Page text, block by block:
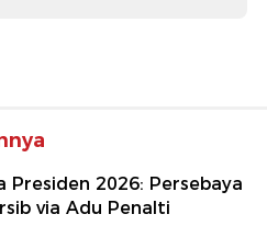
Presiden 2026: Persebaya
via Adu Penalti